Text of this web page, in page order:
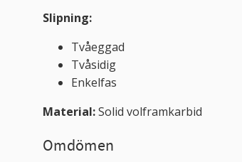
Slipning:
Tvåeggad
Tvåsidig
Enkelfas
Material:Solid volframkarbid
Omdömen